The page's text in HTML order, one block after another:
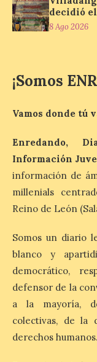
Matilla
8 Ago 2026
sábado 8 de
comunicador
La I Feria
Artesana
acogida del
8 Ago 2026
decidió
8 Ago 2026
¡Somos
Vamos donde tú
Enredando,
Información
información de
millenials
Reino de León
Somos un diario
blanco y
democrático,
defensor de la
a la mayoría,
colectivas, de la
derechos humanos.